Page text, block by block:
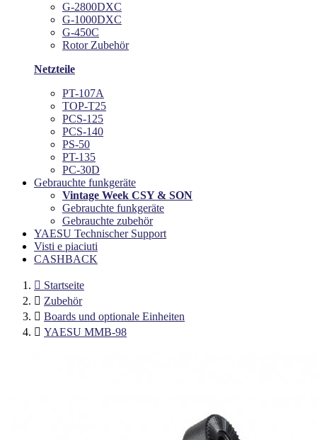
G-2800DXC
G-1000DXC
G-450C
Rotor Zubehör
Netzteile
PT-107A
TOP-T25
PCS-125
PCS-140
PS-50
PT-135
PC-30D
Gebrauchte funkgeräte
Vintage Week CSY & SON
Gebrauchte funkgeräte
Gebrauchte zubehör
YAESU Technischer Support
Visti e piaciuti
CASHBACK
 Startseite
 Zubehör
 Boards und optionale Einheiten
 YAESU MMB-98